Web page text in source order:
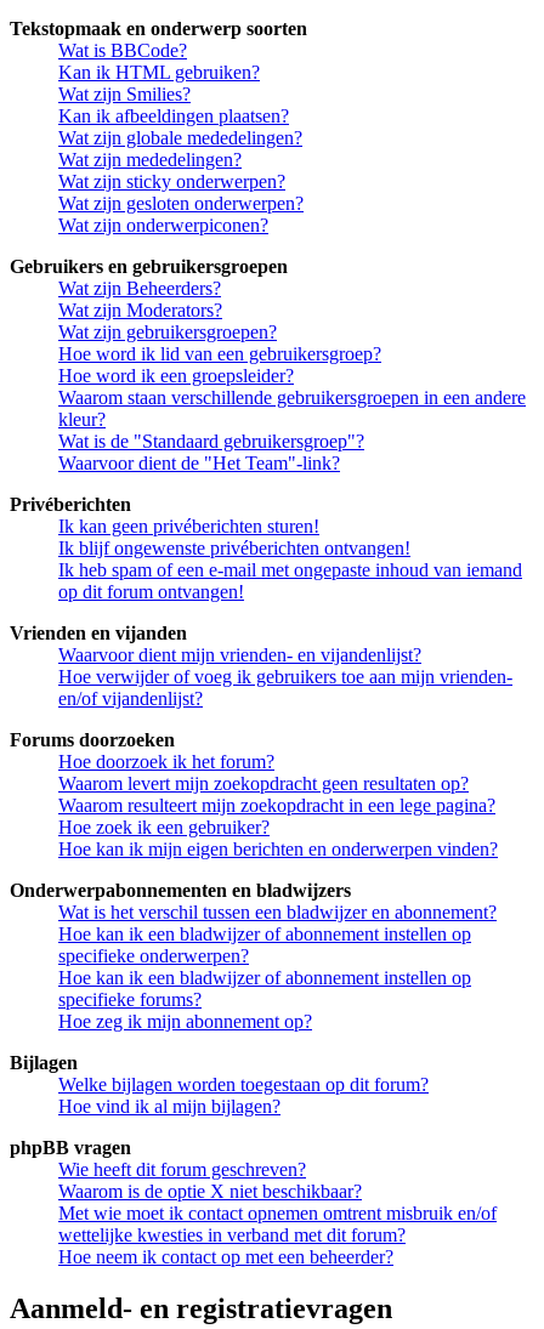
Tekstopmaak en onderwerp soorten
Wat is BBCode?
Kan ik HTML gebruiken?
Wat zijn Smilies?
Kan ik afbeeldingen plaatsen?
Wat zijn globale mededelingen?
Wat zijn mededelingen?
Wat zijn sticky onderwerpen?
Wat zijn gesloten onderwerpen?
Wat zijn onderwerpiconen?
Gebruikers en gebruikersgroepen
Wat zijn Beheerders?
Wat zijn Moderators?
Wat zijn gebruikersgroepen?
Hoe word ik lid van een gebruikersgroep?
Hoe word ik een groepsleider?
Waarom staan verschillende gebruikersgroepen in een andere
kleur?
Wat is de "Standaard gebruikersgroep"?
Waarvoor dient de "Het Team"-link?
Privéberichten
Ik kan geen privéberichten sturen!
Ik blijf ongewenste privéberichten ontvangen!
Ik heb spam of een e-mail met ongepaste inhoud van iemand
op dit forum ontvangen!
Vrienden en vijanden
Waarvoor dient mijn vrienden- en vijandenlijst?
Hoe verwijder of voeg ik gebruikers toe aan mijn vrienden-
en/of vijandenlijst?
Forums doorzoeken
Hoe doorzoek ik het forum?
Waarom levert mijn zoekopdracht geen resultaten op?
Waarom resulteert mijn zoekopdracht in een lege pagina?
Hoe zoek ik een gebruiker?
Hoe kan ik mijn eigen berichten en onderwerpen vinden?
Onderwerpabonnementen en bladwijzers
Wat is het verschil tussen een bladwijzer en abonnement?
Hoe kan ik een bladwijzer of abonnement instellen op
specifieke onderwerpen?
Hoe kan ik een bladwijzer of abonnement instellen op
specifieke forums?
Hoe zeg ik mijn abonnement op?
Bijlagen
Welke bijlagen worden toegestaan op dit forum?
Hoe vind ik al mijn bijlagen?
phpBB vragen
Wie heeft dit forum geschreven?
Waarom is de optie X niet beschikbaar?
Met wie moet ik contact opnemen omtrent misbruik en/of
wettelijke kwesties in verband met dit forum?
Hoe neem ik contact op met een beheerder?
Aanmeld- en registratievragen